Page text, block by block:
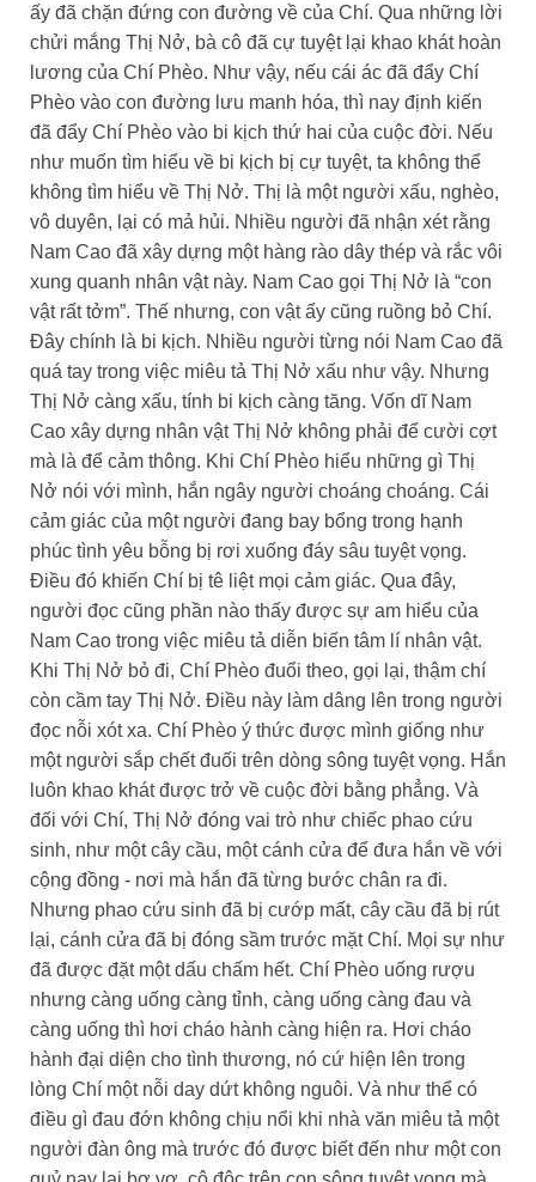
ấy đã chặn đứng con đường về của Chí. Qua những lời
chửi mắng Thị Nở, bà cô đã cự tuyệt lại khao khát hoàn
lương của Chí Phèo. Như vậy, nếu cái ác đã đẩy Chí
Phèo vào con đường lưu manh hóa, thì nay định kiến
đã đẩy Chí Phèo vào bi kịch thứ hai của cuộc đời. Nếu
như muốn tìm hiểu về bi kịch bị cự tuyệt, ta không thể
không tìm hiểu về Thị Nở. Thị là một người xấu, nghèo,
vô duyên, lại có mả hủi. Nhiều người đã nhận xét rằng
Nam Cao đã xây dựng một hàng rào dây thép và rắc vôi
xung quanh nhân vật này. Nam Cao gọi Thị Nở là “con
vật rất tởm”. Thế nhưng, con vật ấy cũng ruồng bỏ Chí.
Đây chính là bi kịch. Nhiều người từng nói Nam Cao đã
quá tay trong việc miêu tả Thị Nở xấu như vậy. Nhưng
Thị Nở càng xấu, tính bi kịch càng tăng. Vốn dĩ Nam
Cao xây dựng nhân vật Thị Nở không phải để cười cợt
mà là để cảm thông. Khi Chí Phèo hiểu những gì Thị
Nở nói với mình, hắn ngây người choáng choáng. Cái
cảm giác của một người đang bay bổng trong hạnh
phúc tình yêu bỗng bị rơi xuống đáy sâu tuyệt vọng.
Điều đó khiến Chí bị tê liệt mọi cảm giác. Qua đây,
người đọc cũng phần nào thấy được sự am hiểu của
Nam Cao trong việc miêu tả diễn biến tâm lí nhân vật.
Khi Thị Nở bỏ đi, Chí Phèo đuổi theo, gọi lại, thậm chí
còn cầm tay Thị Nở. Điều này làm dâng lên trong người
đọc nỗi xót xa. Chí Phèo ý thức được mình giống như
một người sắp chết đuối trên dòng sông tuyệt vọng. Hắn
luôn khao khát được trở về cuộc đời bằng phẳng. Và
đối với Chí, Thị Nở đóng vai trò như chiếc phao cứu
sinh, như một cây cầu, một cánh cửa để đưa hắn về với
cộng đồng - nơi mà hắn đã từng bước chân ra đi.
Nhưng phao cứu sinh đã bị cướp mất, cây cầu đã bị rút
lại, cánh cửa đã bị đóng sầm trước mặt Chí. Mọi sự như
đã được đặt một dấu chấm hết. Chí Phèo uống rượu
nhưng càng uống càng tỉnh, càng uống càng đau và
càng uống thì hơi cháo hành càng hiện ra. Hơi cháo
hành đại diện cho tình thương, nó cứ hiện lên trong
lòng Chí một nỗi day dứt không nguôi. Và như thể có
điều gì đau đớn không chịu nổi khi nhà văn miêu tả một
người đàn ông mà trước đó được biết đến như một con